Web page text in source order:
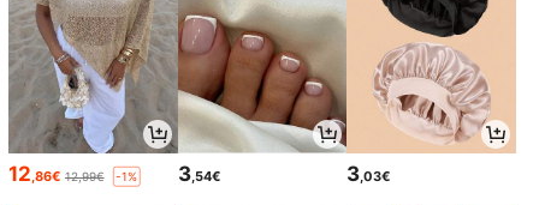
12 ,86€ 12,99€ -1% 3,54€ 3 ,03€